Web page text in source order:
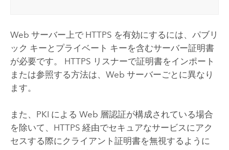
Web サーバー上で HTTPS を有効にするには、パブリ
ック キーとプライベート キーを含むサーバー証明書
が必要です。 HTTPS リスナーで証明書をインポート
または参照する方法は、Web サーバーごとに異なり
ます。
また、PKI による Web 層認証が構成されている場合
を除いて、HTTPS 経由でセキュアなサービスにアク
セスする際にクライアント証明書を無視するように